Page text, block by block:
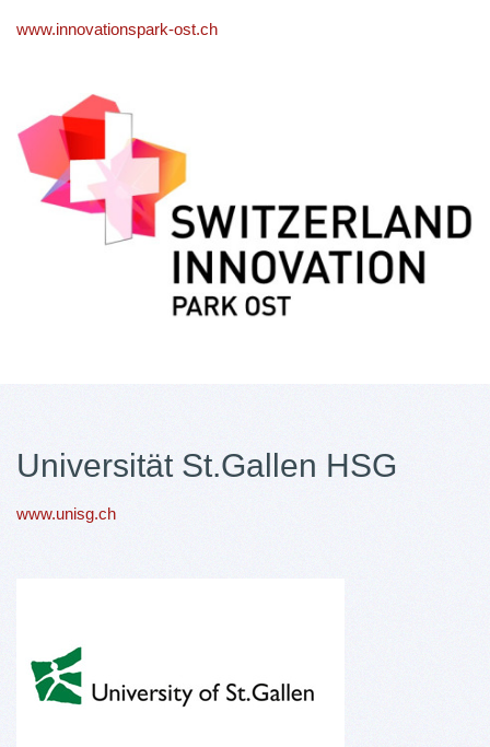
www.innovationspark-ost.ch
Universität St.Gallen HSG
www.unisg.ch